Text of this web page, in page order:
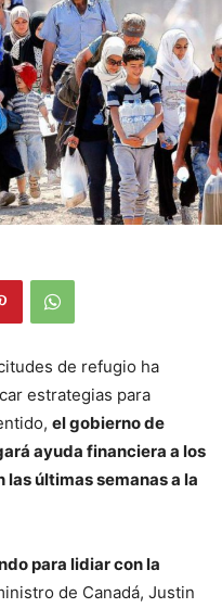
de refugio ha
estrategias para
el gobierno de
ayuda financiera a los
últimas semanas a la
para lidiar con la
de Canadá, Justin